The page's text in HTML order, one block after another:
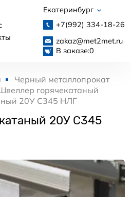
Екатеринбург
+7(992) 334-18-26
zakaz@met2met.ru
В заказе:0
Черный металлопрокат
горячекатаный
20У С345 НЛГ
20У С345